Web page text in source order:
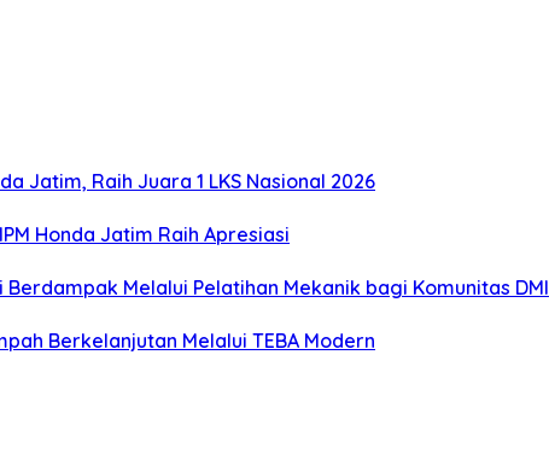
Jatim, Raih Juara 1 LKS Nasional 2026
Honda Jatim Raih Apresiasi
Berdampak Melalui Pelatihan Mekanik bagi Komunitas DMI
Berkelanjutan Melalui TEBA Modern